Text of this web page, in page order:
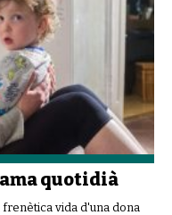
quotidià
frenètica vida d'una dona